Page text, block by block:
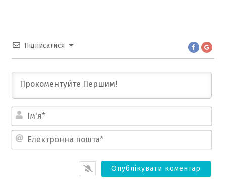
Підписатися